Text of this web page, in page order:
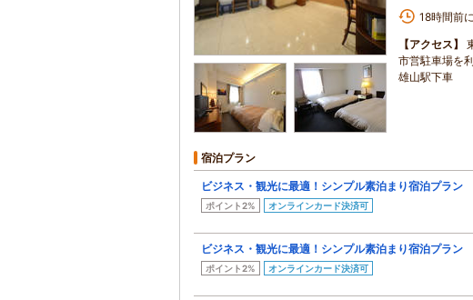
18時間前
【アクセス】
市営駐車場を
雄山駅下車
宿泊プラン
ビジネス・観光に最適！シンプル素泊まり宿泊プラン
ポイント2% オンラインカード決済可
ビジネス・観光に最適！シンプル素泊まり宿泊プラン
ポイント2% オンラインカード決済可